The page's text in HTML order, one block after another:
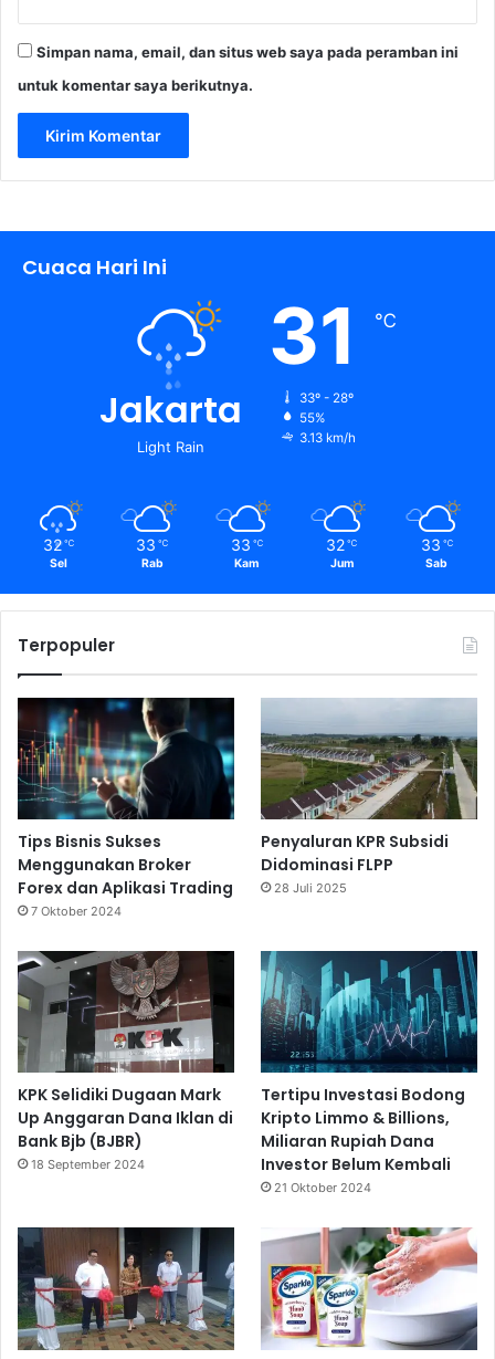
Simpan nama, email, dan situs web saya pada peramban ini
untuk komentar saya berikutnya.
Cuaca Hari Ini
Jakarta
Light Rain
31 ℃
33º - 28º
55%
3.13 km/h
32 ℃
Sel
33 ℃
Rab
33 ℃
Kam
32 ℃
Jum
33 ℃
Sab
Terpopuler
Tips Bisnis Sukses
Menggunakan Broker
Forex dan Aplikasi Trading
7 Oktober 2024
Penyaluran KPR Subsidi
Didominasi FLPP
28 Juli 2025
KPK Selidiki Dugaan Mark
Up Anggaran Dana Iklan di
Bank Bjb (BJBR)
18 September 2024
Tertipu Investasi Bodong
Kripto Limmo & Billions,
Miliaran Rupiah Dana
Investor Belum Kembali
21 Oktober 2024